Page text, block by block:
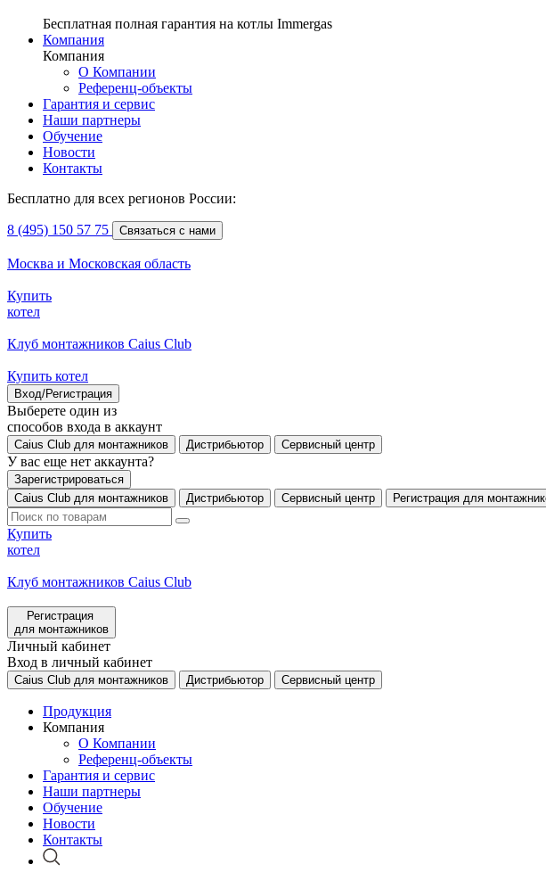
Бесплатная полная гарантия на котлы Immergas
Компания
Компания
О Компании
Референц-объекты
Гарантия и сервис
Наши партнеры
Обучение
Новости
Контакты
Бесплатно для всех регионов России:
8 (495) 150 57 75 Связаться с нами
Москва и Московская область
Купить
котел
Клуб монтажников Caius Club
Купить котел
Вход/Регистрация
Выберете один из
способов входа в аккаунт
Caius Club для монтажников Дистрибьютор Сервисный центр
У вас еще нет аккаунта?
Зарегистрироваться
Caius Club для монтажников
Дистрибьютор Сервисный центр Регистрация для
Купить
котел
Клуб монтажников Caius Club
Регистрация
для монтажников
Личный кабинет
Вход в личный кабинет
Caius Club для монтажников Дистрибьютор Сервисный центр
Продукция
Компания
О Компании
Референц-объекты
Гарантия и сервис
Наши партнеры
Обучение
Новости
Контакты